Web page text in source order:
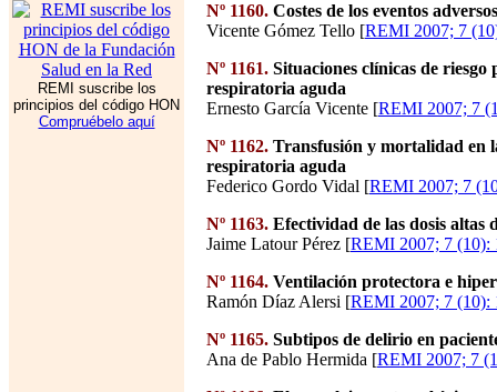
REMI suscribe los
principios del código HON
Compruébelo aquí
Nº 1160. Costes de los eventos
Vicente Gómez Tello [REMI 2007; 7
Nº 1161. Situaciones clínicas de
respiratoria aguda
Ernesto García Vicente [REMI 2007; 7
Nº 1162. Transfusión y mortalidad en
respiratoria aguda
Federico Gordo Vidal [REMI 2007; 7
Nº 1163. Efectividad de las dosis altas
Jaime Latour Pérez [REMI 2007; 7 (10):
Nº 1164. Ventilación protectora e
Ramón Díaz Alersi [REMI 2007; 7 (10):
Nº 1165. Subtipos de delirio en
Ana de Pablo Hermida [REMI 2007; 7